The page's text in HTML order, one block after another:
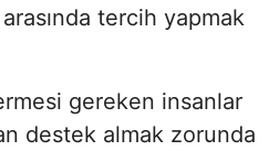
tercih yapmak
gereken insanlar
destek almak zorunda